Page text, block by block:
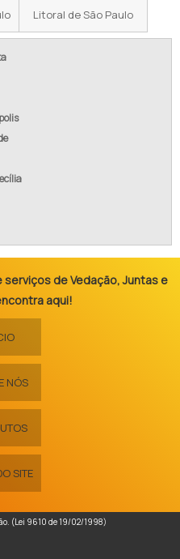
Litoral de São Paulo
de Vedação, Juntas e
aqui!
NÓS
SITE
(Lei 9610 de 19/02/1998)